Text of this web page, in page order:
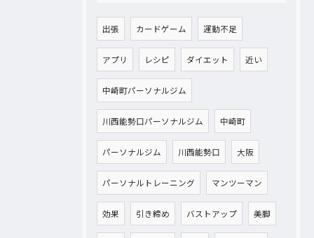
出張 カードゲーム 運動不足
アプリ レシピ ダイエット 近い
中崎町パーソナルジム
川西能勢口パーソナルジム 中崎町
パーソナルジム 川西能勢口 大阪
パーソナルトレーニング マンツーマン
効果 引き締め バストアップ 美脚